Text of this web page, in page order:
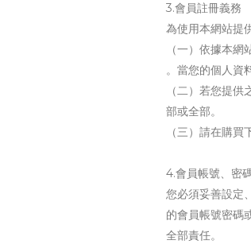
3.會員註冊義務
為使用本網站提
（一）依據本
。當您的個人資
（二）若您提
部或全部。
（三）請在購
4.會員帳號、密
您必須妥善設定
的會員帳號密碼
全部責任。